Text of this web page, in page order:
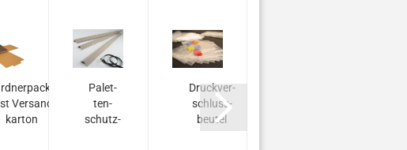
Ver­sand­
kar­ton
Pa­let­
ten­
schutz­
Druck­ver­
schluss­
beu­tel